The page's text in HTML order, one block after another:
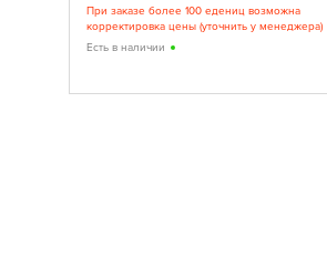
При заказе более 100 едениц возможна
корректировка цены (уточнить у менеджера)
Есть в наличии